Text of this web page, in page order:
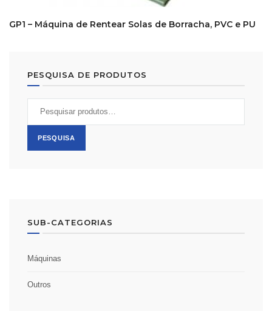
GP1 – Máquina de Rentear Solas de Borracha, PVC e PU
PESQUISA DE PRODUTOS
PESQUISA
SUB-CATEGORIAS
Máquinas
Outros